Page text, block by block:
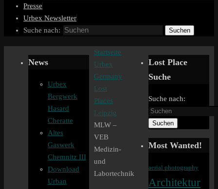
Presse
Urbex Newsletter
Suche nach:
Suchen
Startseite
Urbex
Germany
Lost
Places
Leipzig
MLW –
VEB
Medizin-
und
Labortechnik
News
Urbex
Bergwerk
Hasard
Cheratte
Altes
Gaswerk
Chemnitz III
Download
Urban
Lost Place
Suche
Suche nach:
Suchen
Most Wanted!
aerial photography
Architektur